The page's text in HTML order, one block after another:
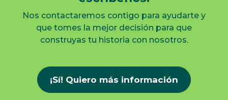
Nos contactaremos contigo para ayudarte y
que tomes la mejor decisión para que
construyas tu historia con nosotros.
¡Sí! Quiero más información